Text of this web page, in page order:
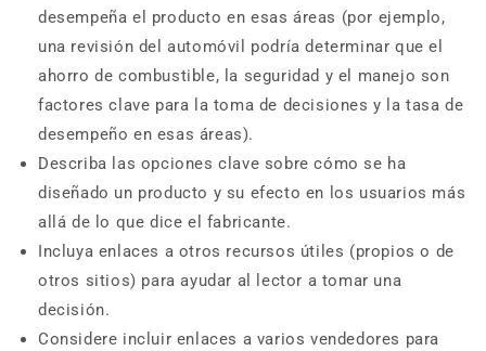
desempeña el producto en esas áreas (por ejemplo,
una revisión del automóvil podría determinar que el
ahorro de combustible, la seguridad y el manejo son
factores clave para la toma de decisiones y la tasa de
desempeño en esas áreas).
Describa las opciones clave sobre cómo se ha
diseñado un producto y su efecto en los usuarios más
allá de lo que dice el fabricante.
Incluya enlaces a otros recursos útiles (propios o de
otros sitios) para ayudar al lector a tomar una
decisión.
Considere incluir enlaces a varios vendedores para